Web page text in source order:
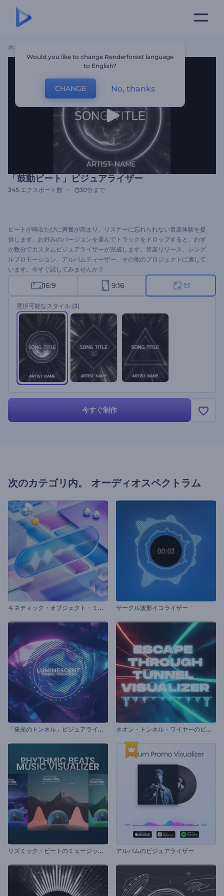
ホーム
「鼓動ビート」ビジュアライザー
345 エクスポート数 30分まで
ビートが鳴るたびに興奮が高まり、リスナーに忘れられない音楽体験を提
供します。お好みのバージョンを選んでトラックをドロップすると、わず
か数分でカスタムビジュアライザーが完成します。音楽リリース、シング
ルプロモーション、アルバムティーザー、その他のプロジェクトに適して
います。今すぐ試してみませんか？
16:9 9:16 1:1
選択可能なスタイル (3)
今すぐ制作
次のカテゴリ内。 オーディオスペクトラム
キ
ネティック・オブジェクト・ミュージック・ビジュアライザー サークル波形イコライザー
「
発光のトンネル」ビジュアライザー ネ
オン・トンネル・ワイヤーのビジュアライザー
リ
ズミック・ビートのミュージック・ビジュアライザー アルバムのビジュアライザー
Would you like to change Renderforest language
to English?
CHANGE No, thanks